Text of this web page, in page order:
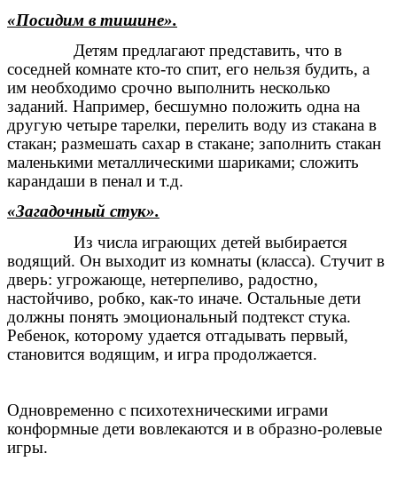
«Посидим в тишине».
Детям предлагают представить, что в
соседней комнате кто-то спит, его нельзя будить, а
им необходимо срочно выполнить несколько
заданий. Например, бесшумно положить одна на
другую четыре тарелки, перелить воду из стакана в
стакан; размешать сахар в стакане; заполнить стакан
маленькими металлическими шариками; сложить
карандаши в пенал и т.д.
«Загадочный стук».
Из числа играющих детей выбирается
водящий. Он выходит из комнаты (класса). Стучит в
дверь: угрожающе, нетерпеливо, радостно,
настойчиво, робко, как-то иначе. Остальные дети
должны понять эмоциональный подтекст стука.
Ребенок, которому удается отгадывать первый,
становится водящим, и игра продолжается.
Одновременно с психотехническими играми
конформные дети вовлекаются и в образно-ролевые
игры.